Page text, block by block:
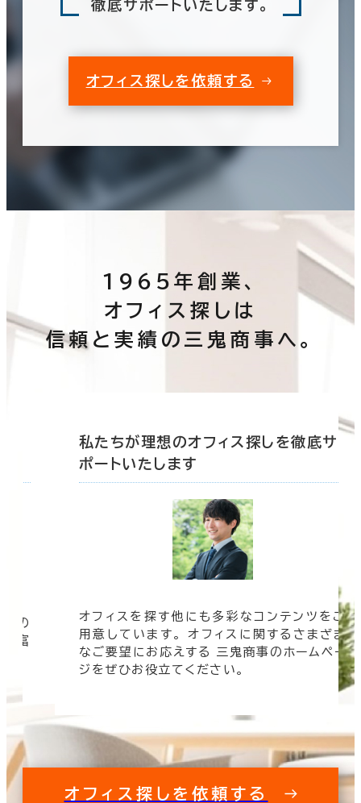
徹底サポートいたします。
オフィス探しを依頼する
1965年創業、
オフィス探しは
信頼と実績の三鬼商事へ。
の
豊富
私たちが理想のオフィス探しを徹底サ
ポートいたします
オフィスを探す他にも多彩なコンテンツをご
用意しています。 オフィスに関するさまざま
なご要望にお応えする 三鬼商事のホームペー
ジをぜひお役立てください。
オフィス探しを依頼する